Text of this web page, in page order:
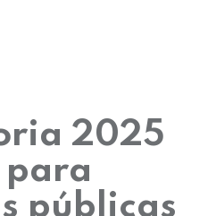
2025
para
públicas